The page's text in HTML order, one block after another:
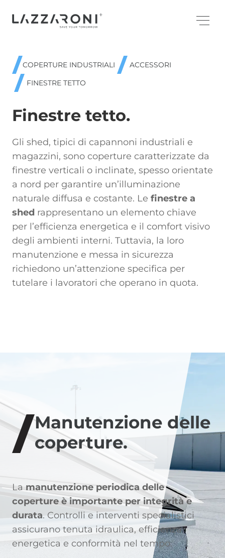
COPERTURE INDUSTRIALI
ACCESSORI
FINESTRE TETTO
Finestre tetto.
Gli shed, tipici di capannoni industriali e
magazzini, sono coperture caratterizzate da
finestre verticali o inclinate, spesso orientate
a nord per garantire un’illuminazione
naturale diffusa e costante. Le finestre a
shed rappresentano un elemento chiave
per l’efficienza energetica e il comfort visivo
degli ambienti interni. Tuttavia, la loro
manutenzione e messa in sicurezza
richiedono un’attenzione specifica per
tutelare i lavoratori che operano in quota.
Manutenzione delle
coperture.
Lamanutenzione periodica delle
coperture è importante per integrità e
durata. Controlli e interventi specialistici
assicurano tenuta idraulica, efficienza
energetica e conformità nel tempo.